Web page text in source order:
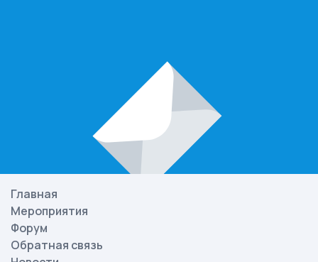
Главная
Мероприятия
Форум
Обратная связь